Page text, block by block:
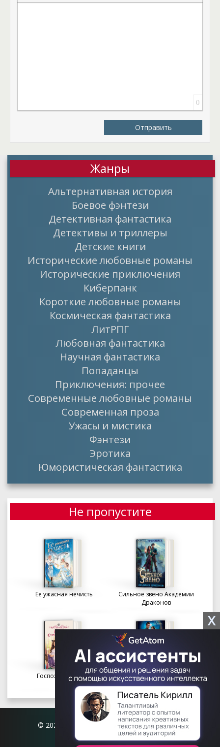
Вставка скрытого текста
Вставка цитаты
Вставка спойлера
0
Отправить
Жанры
Альтернативная история
Боевое фэнтези
Детективная фантастика
Детективы и триллеры
Детские книги
Исторические любовные романы
Исторические приключения
Киберпанк
Короткие любовные романы
Космическая фантастика
ЛитРПГ
Любовная фантастика
Научная фантастика
Попаданцы
Приключения: прочее
Современные любовные романы
Современная проза
Ужасы и мистика
Фэнтези
Эротика
Юмористическая фантастика
Не пропустите
Ее ужасная нечисть
Сильное звено Академии
Драконов
Госпожа портниха
Осколки вечности в
Академии Судьбы
© 2026 Книгофил.орг | contact@knigofil.org
X